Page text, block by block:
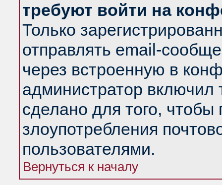
требуют войти на
Только
отправлять email-
через встроенную в
администратор
сделано для того, чтобы
злоупотребления
пользователями.
Вернуться к началу